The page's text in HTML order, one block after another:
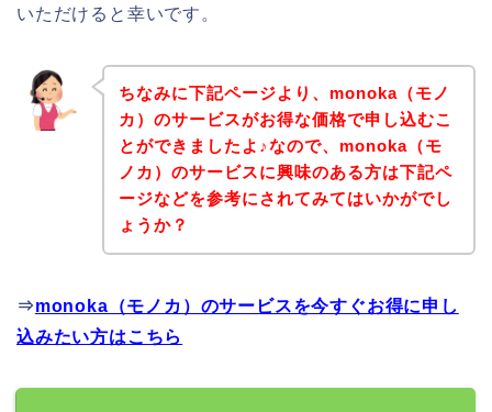
いただけると幸いです。
ちなみに下記ページより、monoka（モノ
カ）のサービスがお得な価格で申し込むこ
とができましたよ♪なので、monoka（モ
ノカ）のサービスに興味のある方は下記ペ
ージなどを参考にされてみてはいかがでし
ょうか？
⇒monoka（モノカ）のサービスを今すぐお得に申し
込みたい方はこちら